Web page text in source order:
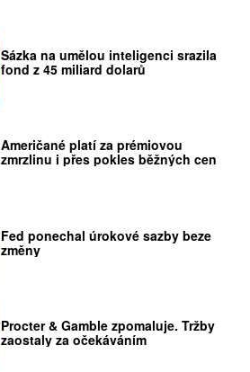
Sázka na umělou inteligenci srazila
fond z 45 miliard dolarů
Američané platí za prémiovou
zmrzlinu i přes pokles běžných cen
Fed ponechal úrokové sazby beze
změny
Procter & Gamble zpomaluje. Tržby
zaostaly za očekáváním